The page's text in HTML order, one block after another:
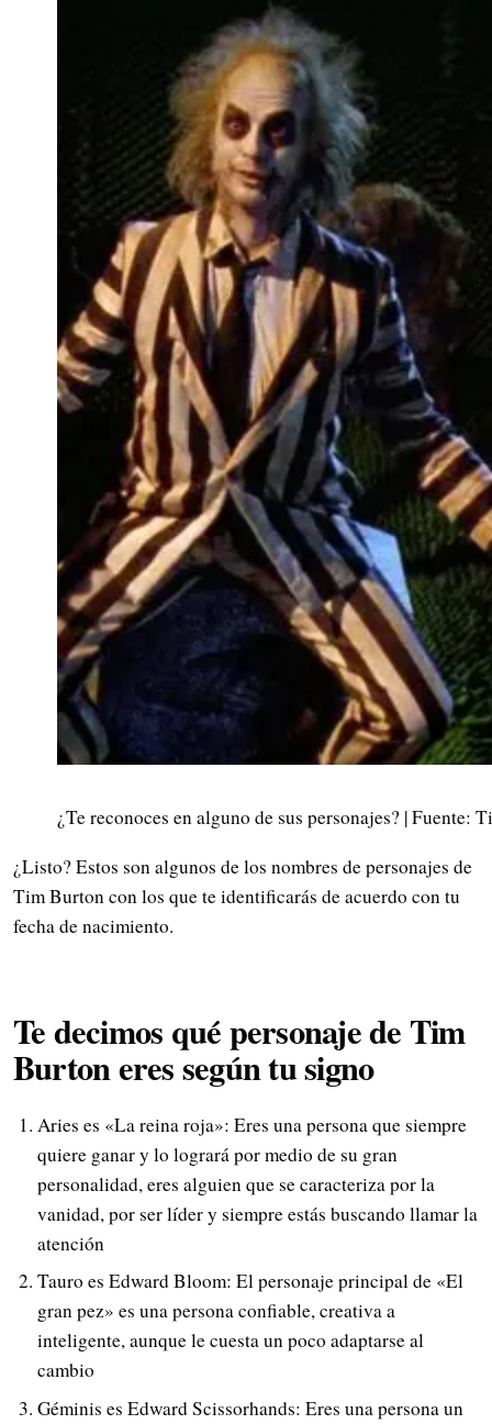
¿Te reconoces en alguno de sus personajes? | Fuente:
¿Listo? Estos son algunos de los nombres de personajes de
Tim Burton con los que te identificarás de acuerdo con tu
fecha de nacimiento.
Te decimos qué personaje de Tim
Burton eres según tu signo
Aries es «La reina roja»: Eres una persona que siempre
quiere ganar y lo logrará por medio de su gran
personalidad, eres alguien que se caracteriza por la
vanidad, por ser líder y siempre estás buscando llamar la
atención
Tauro es Edward Bloom: El personaje principal de «El
gran pez» es una persona confiable, creativa a
inteligente, aunque le cuesta un poco adaptarse al
cambio
Géminis es Edward Scissorhands: Eres una persona un